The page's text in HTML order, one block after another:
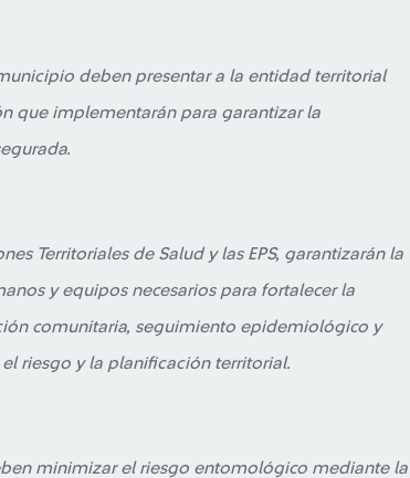
deben presentar a la entidad territorial
que implementarán para garantizar la
Territoriales de Salud y las EPS, garantizarán la
y equipos necesarios para fortalecer la
comunitaria, seguimiento epidemiológico y
riesgo y la planificación territorial.
minimizar el riesgo entomológico mediante la